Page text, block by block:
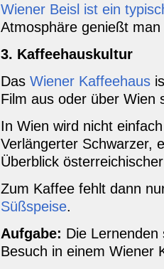
Wiener Beisl ist ein
Atmosphäre genießt
3. Kaffeehauskultur
Das Wiener Kaffeehaus
Film aus oder über Wien
In Wien wird nicht
Verlängerter Schwarzer,
Überblick
Zum Kaffee fehlt dann
Süßspeise.
Aufgabe: Die
Besuch in einem Wiener